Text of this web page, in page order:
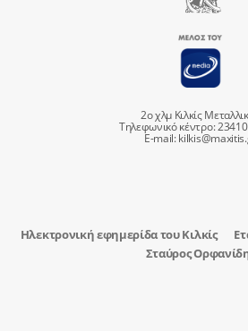
2ο χλμ Κιλκίς
Τηλεφωνικό κέντρο:
E-mail:
Ηλεκτρονική εφημερίδα του Κιλκίς
Σταύρος